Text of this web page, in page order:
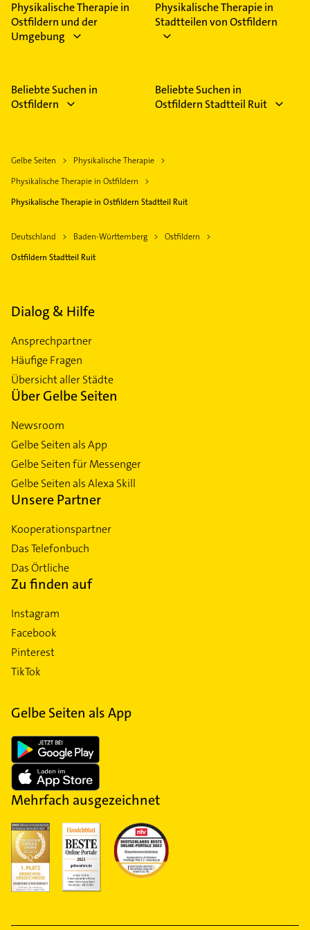
Physikalische Therapie in
Ostfildern und der
Umgebung
Physikalische Therapie in
Stadtteilen von Ostfildern
Beliebte Suchen in
Ostfildern
Beliebte Suchen in
Ostfildern Stadtteil Ruit
Gelbe Seiten
Physikalische Therapie
Physikalische Therapie in Ostfildern
Physikalische Therapie in Ostfildern Stadtteil Ruit
Deutschland Baden-Württemberg
Ostfildern
Ostfildern Stadtteil Ruit
Dialog & Hilfe
Ansprechpartner
Häufige Fragen
Übersicht aller Städte
Über Gelbe Seiten
Newsroom
Gelbe Seiten als App
Gelbe Seiten für Messenger
Gelbe Seiten als Alexa Skill
Unsere Partner
Kooperationspartner
Das Telefonbuch
Das Örtliche
Zu finden auf
Instagram
Facebook
Pinterest
TikTok
Gelbe Seiten als App
Mehrfach ausgezeichnet